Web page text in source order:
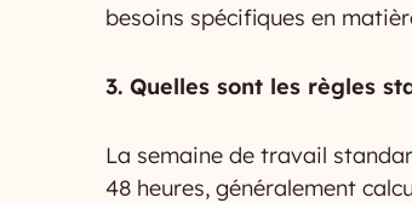
besoins spécifiques en
3. Quelles sont les règles
La semaine de travail
48 heures, généralement